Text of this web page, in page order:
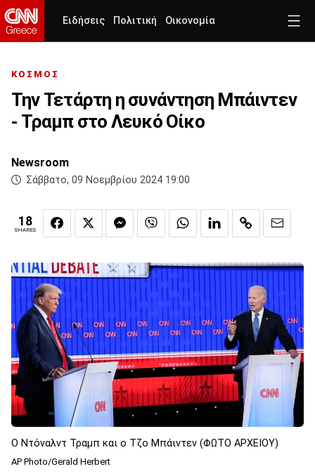
Ειδήσεις Πολιτική Οικονομία
ΚΟΣΜΟΣ
Την Τετάρτη η συνάντηση Μπάιντεν
- Τραμπ στο Λευκό Οίκο
Newsroom
Σάββατο, 09 Νοεμβρίου 2024 19:00
18
SHARES
O Ντόναλντ Τραμπ και ο Τζο Μπάιντεν (ΦΩΤΟ ΑΡΧΕΙΟΥ)
AP Photo/Gerald Herbert